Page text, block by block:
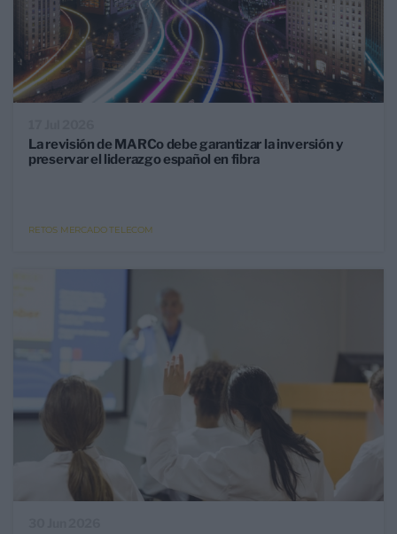
La revisión de MARCo debe garantizar la inversión y
preservar el liderazgo español en fibra
RETOS MERCADO TELECOM